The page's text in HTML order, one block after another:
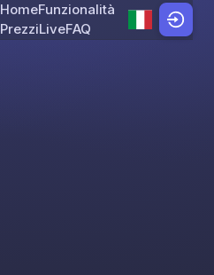
Skip to content
HomeFunzionalità
PrezziLiveFAQ